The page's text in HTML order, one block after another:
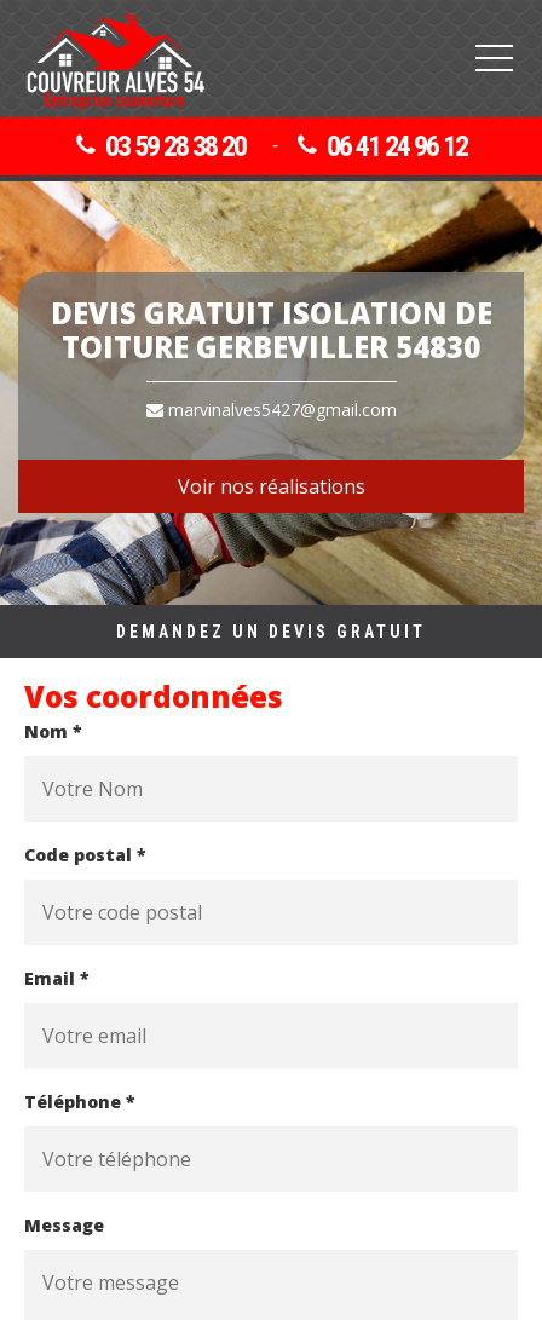
03 59 28 38 20 - 06 41 24 96 12
DEVIS GRATUIT ISOLATION DE
TOITURE GERBEVILLER 54830
marvinalves5427@gmail.com
Voir nos réalisations
DEMANDEZ UN DEVIS GRATUIT
Vos coordonnées
Nom *
Code postal *
Email *
Téléphone *
Message